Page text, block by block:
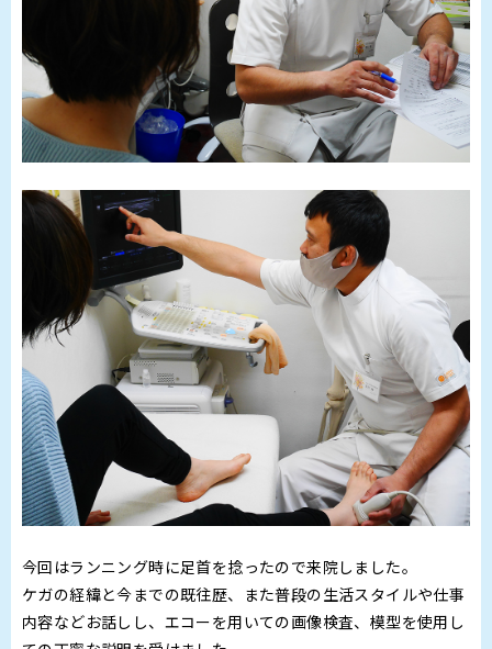
今回はランニング時に足首を捻ったので来院しました。
ケガの経緯と今までの既往歴、また普段の生活スタイルや仕事
内容などお話しし、エコーを用いての画像検査、模型を使用し